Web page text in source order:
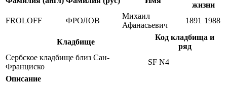
жизни
FROLOFF
ФРОЛОВ
Михаил
Афанасьевич
1891 1988
Кладбище
Код кладбища и
ряд
Сербское кладбище близ Сан-
Франциско
SF N4
Описание